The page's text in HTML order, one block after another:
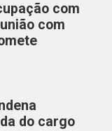
com
com
do cargo